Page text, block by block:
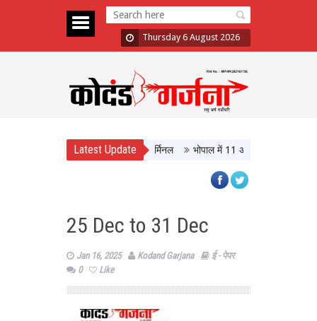
Thursday 6 August 2026
Latest Update
आधुनिक सुविधाओं से लैस होगा बस टर्मिनल भोपाल में 11 अगस्त को होगी मध्यप्रदेश
25 Dec to 31 Dec
Jan 16, 2025 Kodand Garjana
ई - पेपर
0
Like